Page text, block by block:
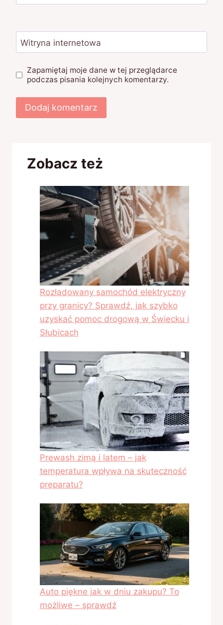
Witryna internetowa
Zapamiętaj moje dane w tej przeglądarce
podczas pisania kolejnych komentarzy.
Zobacz też
Rozładowany samochód elektryczny
przy granicy? Sprawdź, jak szybko
uzyskać pomoc drogową w Świecku i
Słubicach
Prewash zimą i latem – jak
temperatura wpływa na skuteczność
preparatu?
Auto piękne jak w dniu zakupu? To
możliwe – sprawdź